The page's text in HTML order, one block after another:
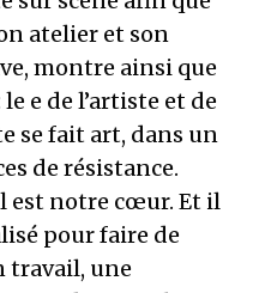
atelier et son
montre ainsi que
e de l’artiste et de
se fait art, dans un
de résistance.
est notre cœur. Et il
pour faire de
travail, une